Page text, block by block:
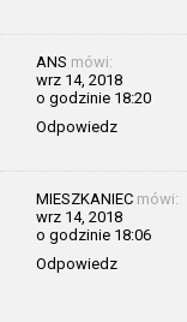
ANS mówi:
wrz 14, 2018
o godzinie 18:20
Odpowiedz
MIESZKANIEC mówi:
wrz 14, 2018
o godzinie 18:06
Odpowiedz